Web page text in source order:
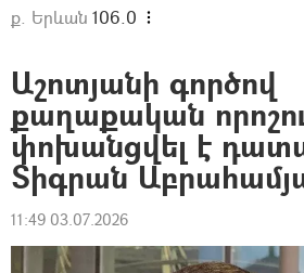
ք. Երևան 106.0
Աշոտյանի գործով
քաղաքական
փոխանցվել է
Տիգրան
11:49 03.07.2026